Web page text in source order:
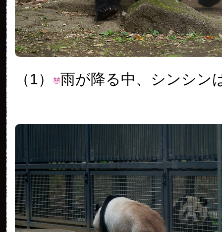
（1） 雨が降る中、シンシン